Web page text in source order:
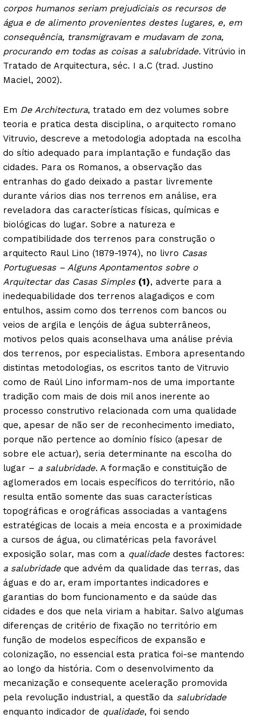
corpos humanos seriam prejudiciais os recursos de
água e de alimento provenientes destes lugares, e, em
consequência, transmigravam e mudavam de zona,
procurando em todas as coisas a salubridade. Vitrúvio in
Tratado de Arquitectura, séc. I a.C (trad. Justino
Maciel, 2002).
Em De Architectura, tratado em dez volumes sobre
teoria e pratica desta disciplina, o arquitecto romano
Vitruvio, descreve a metodologia adoptada na escolha
do sítio adequado para implantação e fundação das
cidades. Para os Romanos, a observação das
entranhas do gado deixado a pastar livremente
durante vários dias nos terrenos em análise, era
reveladora das características físicas, químicas e
biológicas do lugar. Sobre a natureza e
compatibilidade dos terrenos para construção o
arquitecto Raul Lino (1879-1974), no livro Casas
Portuguesas – Alguns Apontamentos sobre o
Arquitectar das Casas Simples (1), adverte para a
inedequabilidade dos terrenos alagadiços e com
entulhos, assim como dos terrenos com bancos ou
veios de argila e lençóis de água subterrâneos,
motivos pelos quais aconselhava uma análise prévia
dos terrenos, por especialistas. Embora apresentando
distintas metodologias, os escritos tanto de Vitruvio
como de Raúl Lino informam-nos de uma importante
tradição com mais de dois mil anos inerente ao
processo construtivo relacionada com uma qualidade
que, apesar de não ser de reconhecimento imediato,
porque não pertence ao domínio físico (apesar de
sobre ele actuar), seria determinante na escolha do
lugar – a salubridade. A formação e constituição de
aglomerados em locais específicos do território, não
resulta então somente das suas características
topográficas e orográficas associadas a vantagens
estratégicas de locais a meia encosta e a proximidade
a cursos de água, ou climatéricas pela favorável
exposição solar, mas com a qualidade destes factores:
a salubridade que advém da qualidade das terras, das
águas e do ar, eram importantes indicadores e
garantias do bom funcionamento e da saúde das
cidades e dos que nela viriam a habitar. Salvo algumas
diferenças de critério de fixação no território em
função de modelos específicos de expansão e
colonização, no essencial esta pratica foi-se mantendo
ao longo da história. Com o desenvolvimento da
mecanização e consequente aceleração promovida
pela revolução industrial, a questão da salubridade
enquanto indicador de qualidade, foi sendo